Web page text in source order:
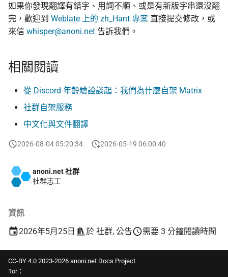
anoni.net 社群
社群志工
資訊
2026年5月25日
於 社群, 公告 需要 3 分鐘閱讀時間
如果你發現翻譯有錯字、用詞不順、或是有新版字串還沒翻
完，歡迎到 Weblate 上的 zh_Hant 專案 直接提交修改，或
來信 whisper@anoni.net 告訴我們。
相關閱讀
從 Discord 年齡驗證談起：我們為什麼自架 Matrix
社群自架服務
中文化與文件翻譯
2026-08-04 05:20:34 2026-05-19 06:00:40
CC-BY 4.0 2023-2026 anoni.net Docs Project
Tor：